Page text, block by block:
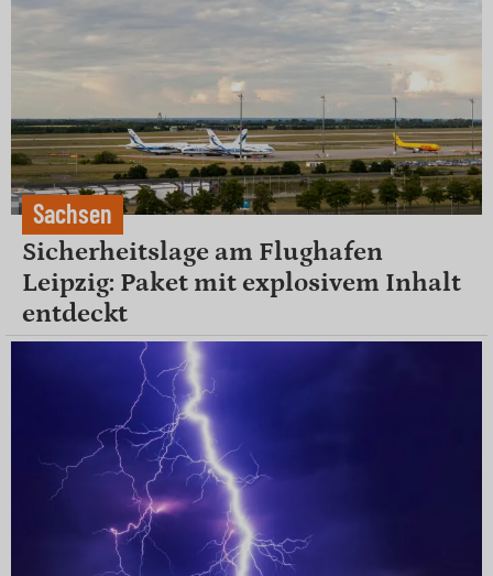
Sachsen
Sicherheitslage am Flughafen
Leipzig: Paket mit explosivem Inhalt
entdeckt